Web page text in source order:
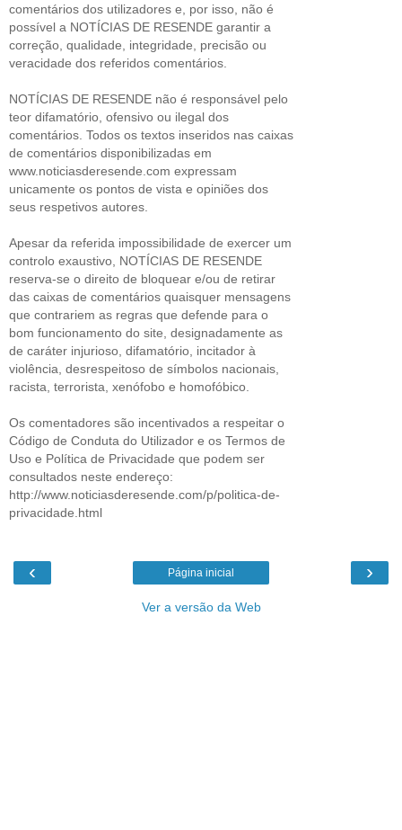
comentários dos utilizadores e, por isso, não é
possível a NOTÍCIAS DE RESENDE garantir a
correção, qualidade, integridade, precisão ou
veracidade dos referidos comentários.
NOTÍCIAS DE RESENDE não é responsável pelo
teor difamatório, ofensivo ou ilegal dos
comentários. Todos os textos inseridos nas caixas
de comentários disponibilizadas em
www.noticiasderesende.com expressam
unicamente os pontos de vista e opiniões dos
seus respetivos autores.
Apesar da referida impossibilidade de exercer um
controlo exaustivo, NOTÍCIAS DE RESENDE
reserva-se o direito de bloquear e/ou de retirar
das caixas de comentários quaisquer mensagens
que contrariem as regras que defende para o
bom funcionamento do site, designadamente as
de caráter injurioso, difamatório, incitador à
violência, desrespeitoso de símbolos nacionais,
racista, terrorista, xenófobo e homofóbico.
Os comentadores são incentivados a respeitar o
Código de Conduta do Utilizador e os Termos de
Uso e Política de Privacidade que podem ser
consultados neste endereço:
http://www.noticiasderesende.com/p/politica-de-
privacidade.html
‹ ›
Página inicial
Ver a versão da Web